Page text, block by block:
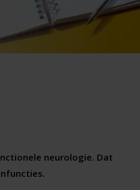
neurologie. Dat